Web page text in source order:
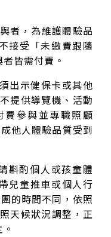
者，為維護體驗品
接受「未繳費跟隨
皆需付費。
出示健保卡或其他
提供導覽機、活動
費參與並專職照顧
他人體驗品質受到
斟酌個人或孩童體
兒童推車或個人行
的時間不同，依照
天候狀況調整，正